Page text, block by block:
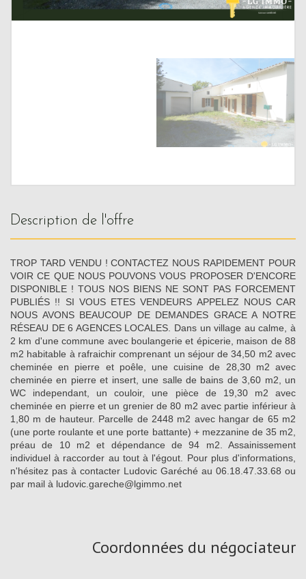
description de l'offre
TROP TARD VENDU ! CONTACTEZ NOUS RAPIDEMENT POUR
VOIR CE QUE NOUS POUVONS VOUS PROPOSER D'ENCORE
DISPONIBLE ! TOUS NOS BIENS NE SONT PAS FORCEMENT
PUBLIÉS !! SI VOUS ETES VENDEURS APPELEZ NOUS CAR
NOUS AVONS BEAUCOUP DE DEMANDES GRACE A NOTRE
RÉSEAU DE 6 AGENCES LOCALES. Dans un village au calme, à
2 km d'une commune avec boulangerie et épicerie, maison de 88
m2 habitable à rafraichir comprenant un séjour de 34,50 m2 avec
cheminée en pierre et poêle, une cuisine de 28,30 m2 avec
cheminée en pierre et insert, une salle de bains de 3,60 m2, un
WC independant, un couloir, une pièce de 19,30 m2 avec
cheminée en pierre et un grenier de 80 m2 avec partie inférieur à
1,80 m de hauteur. Parcelle de 2448 m2 avec hangar de 65 m2
(une porte roulante et une porte battante) + mezzanine de 35 m2,
préau de 10 m2 et dépendance de 94 m2. Assainissement
individuel à raccorder au tout à l'égout. Pour plus d'informations,
n'hésitez pas à contacter Ludovic Garéché au 06.18.47.33.68 ou
par mail à ludovic.gareche@lgimmo.net
Coordonnées du négociateur